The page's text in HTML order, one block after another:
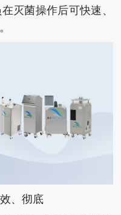
灭菌操作后可快速、
、彻底